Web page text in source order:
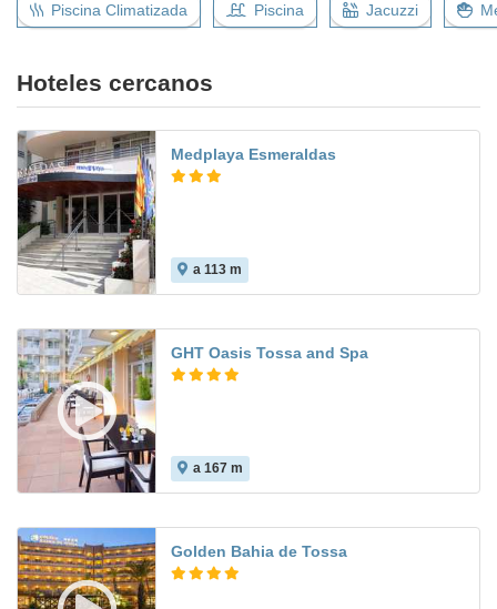
Piscina Climatizada Piscina Jacuzzi
Hoteles cercanos
Medplaya Esmeraldas
a 113 m
GHT Oasis Tossa and Spa
a 167 m
Golden Bahia de Tossa